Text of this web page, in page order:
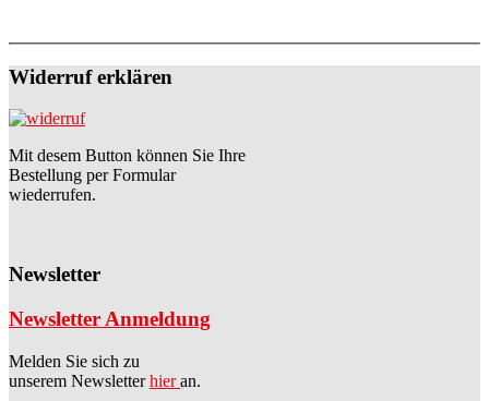
Widerruf erklären
Mit desem Button können Sie Ihre
Bestellung per Formular
wiederrufen.
Newsletter
Newsletter Anmeldung
Melden Sie sich zu
unserem Newsletterhieran.